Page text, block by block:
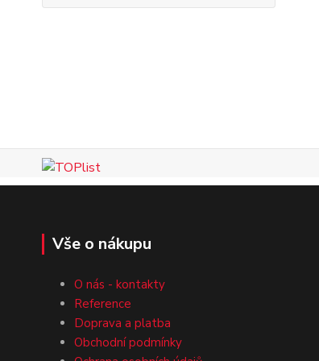
Vše o nákupu
O nás - kontakty
Reference
Doprava a platba
Obchodní podmínky